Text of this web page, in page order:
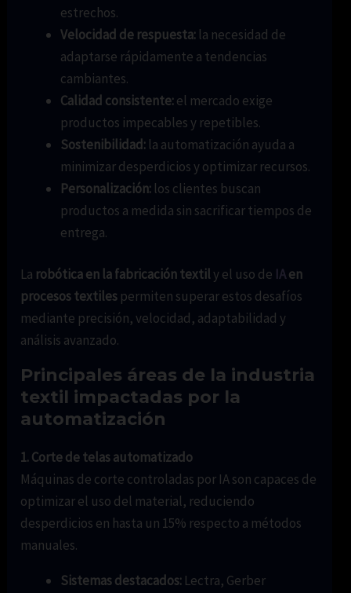
estrechos.
Velocidad de respuesta: la necesidad de
adaptarse rápidamente a tendencias
cambiantes.
Calidad consistente:el mercado exige
productos impecables y repetibles.
Sostenibilidad: la automatización ayuda a
minimizar desperdicios y optimizar recursos.
Personalización: los clientes buscan
productos a medida sin sacrificar tiempos de
entrega.
La robótica en la fabricación textily el uso de IAen
procesos textiles permiten superar estos desafíos
mediante precisión, velocidad, adaptabilidad y
análisis avanzado.
Principales áreas de la industria
textil impactadas por la
automatización
1. Corte de telas automatizado
Máquinas de corte controladas por IA son capaces de
optimizar el uso del material, reduciendo
desperdicios en hasta un 15% respecto a métodos
manuales.
Sistemas destacados: Lectra, Gerber